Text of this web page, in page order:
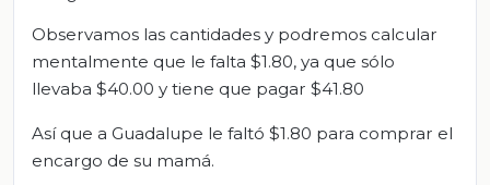
Observamos las cantidades y podremos calcular
mentalmente que le falta $1.80, ya que sólo
llevaba $40.00 y tiene que pagar $41.80
Así que a Guadalupe le faltó $1.80 para comprar el
encargo de su mamá.